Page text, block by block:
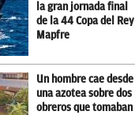
la gran jornada final
de la 44 Copa del Rey
Mapfre
Un hombre cae desde
una azotea sobre dos
obreros que tomaban